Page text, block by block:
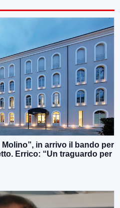
in arrivo il bando per
Errico: “Un traguardo per